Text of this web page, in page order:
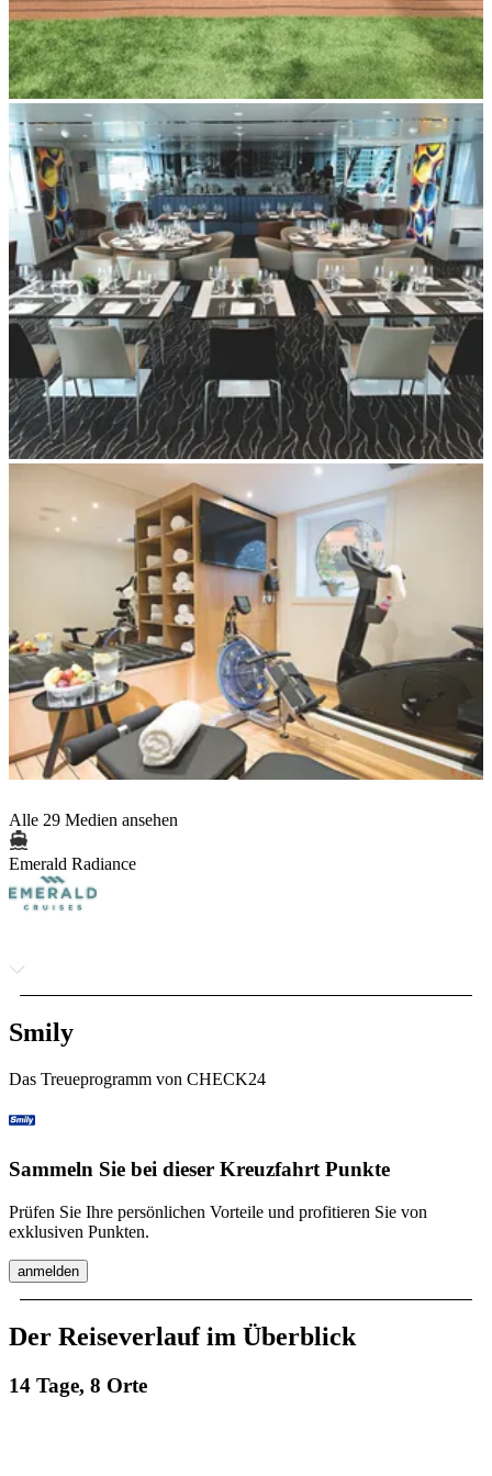
Alle 29 Medien ansehen
Emerald Radiance
Smily
Das Treueprogramm von CHECK24
Sammeln Sie bei dieser Kreuzfahrt Punkte
Prüfen Sie Ihre persönlichen Vorteile und profitieren Sie von
exklusiven Punkten.
anmelden
Der Reiseverlauf im Überblick
14 Tage, 8 Orte